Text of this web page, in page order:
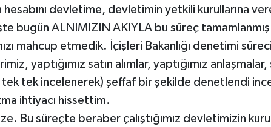
devletime, devletimin yetkili kurullarına
bugün ALNIMIZIN AKIYLA bu süreç
mahcup etmedik. İçişleri Bakanlığı denetimi
yaptığımız satın alımlar, yaptığımız
tek incelenerek) şeffaf bir şekilde denetlendi
ihtiyacı hissettim.
Bu süreçte beraber çalıştığımız devletimizin